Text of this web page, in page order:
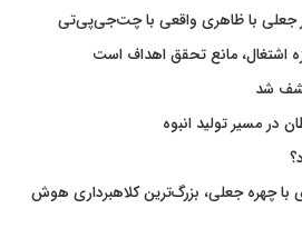
جعلی با ظاهری واقعی با چت‌جی‌پی‌تی
اشتغال، مانع تحقق اهداف است
شد
مسیر تولید انبوه
دلاری با چهره جعلی، بزرگ‌ترین کلاهبرداری هوش